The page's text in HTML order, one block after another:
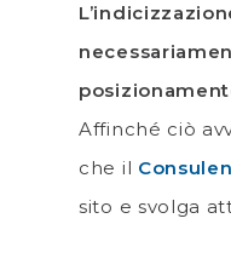
Affinché ciò
che il
sito e svolga